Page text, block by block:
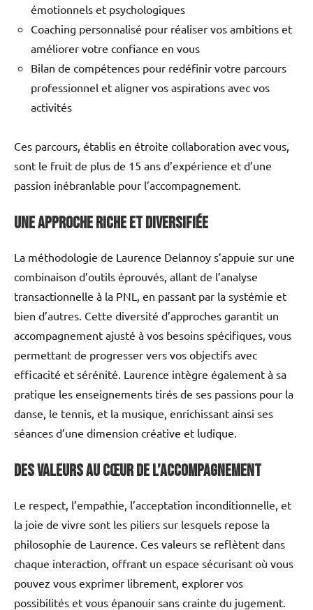
émotionnels et psychologiques
Coaching personnalisé pour réaliser vos ambitions et
améliorer votre confiance en vous
Bilan de compétences pour redéfinir votre parcours
professionnel et aligner vos aspirations avec vos
activités
Ces parcours, établis en étroite collaboration avec vous,
sont le fruit de plus de 15 ans d’expérience et d’une
passion inébranlable pour l’accompagnement.
Une approche riche et diversifiée
La méthodologie de Laurence Delannoy s’appuie sur une
combinaison d’outils éprouvés, allant de l’analyse
transactionnelle à la PNL, en passant par la systémie et
bien d’autres. Cette diversité d’approches garantit un
accompagnement ajusté à vos besoins spécifiques, vous
permettant de progresser vers vos objectifs avec
efficacité et sérénité. Laurence intègre également à sa
pratique les enseignements tirés de ses passions pour la
danse, le tennis, et la musique, enrichissant ainsi ses
séances d’une dimension créative et ludique.
Des valeurs au cœur de l’accompagnement
Le respect, l’empathie, l’acceptation inconditionnelle, et
la joie de vivre sont les piliers sur lesquels repose la
philosophie de Laurence. Ces valeurs se reflètent dans
chaque interaction, offrant un espace sécurisant où vous
pouvez vous exprimer librement, explorer vos
possibilités et vous épanouir sans crainte du jugement.